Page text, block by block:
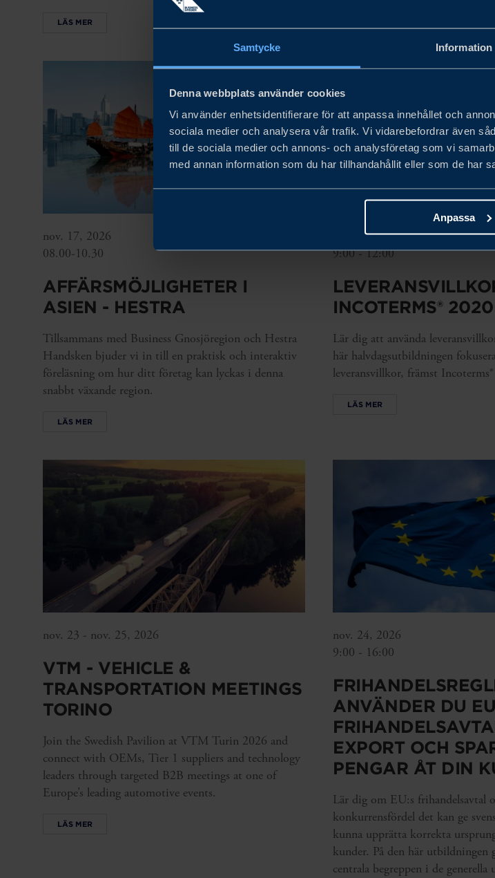
Samtycke Information
Denna webbplats använder cookies
Vi använder enhetsidentifierare för att anpassa innehållet och
sociala medier och analysera vår trafik. Vi vidarebefordrar även
till de sociala medier och annons- och analysföretag som vi
med annan information som du har tillhandahållit eller som de har
Anpassa
LÄS MER
leaders, and policymakers ready
nov. 17, 2026
08.00-10.30
AFFÄRSMÖJLIGHETER I
ASIEN - HESTRA
Tillsammans med Business Gnosjöregion och Hestra
Handsken bjuder vi in till en praktisk och interaktiv
föreläsning om hur ditt företag kan lyckas i denna
snabbt växande region.
LÄS MER
nov. 18, 2026
9:00 - 12:00
INCOTERMS® 2020
Lär dig att använda
här halvdagsutbildningen
leveransvillkor, främst
LÄS MER
nov. 23 - nov. 25, 2026
VTM - VEHICLE &
TRANSPORTATION MEETINGS
TORINO
Join the Swedish Pavilion at VTM Turin 2026 and
connect with OEMs, Tier 1 suppliers and technology
leaders through targeted B2B meetings at one of
Europe’s leading automotive events.
LÄS MER
nov. 24, 2026
9:00 - 16:00
ANVÄNDER DU
EXPORT OCH
PENGAR ÅT DIN
Lär dig om EU:s frihandelsavtal
konkurrensfördel det kan ge
kunna upprätta korrekta
kunder. På den här utbildningen
centrala begreppen i de generella